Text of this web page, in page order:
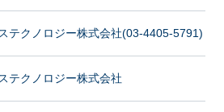
テクノロジー株式会社(03-4405-5791)
テクノロジー株式会社